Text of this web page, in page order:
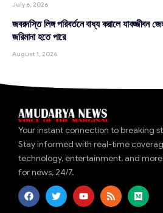
July 6, 2026
জবরদস্তি লিঙ্গ পরিবর্তনে বাধ্য করালে যাবজ্জীবন
জরিমানা হতে পারে
August 1, 2026
Your instant connection to breaking
Stay informed with real-time
technology, entertainment, and
for news, 24/7.